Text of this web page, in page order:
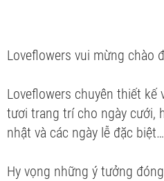
Loveflowers vui mừng chào
Loveflowers chuyên thiết kế
tươi trang trí cho ngày cưới,
nhật và các ngày lễ đặc biệt…
Hy vọng những ý tưởng